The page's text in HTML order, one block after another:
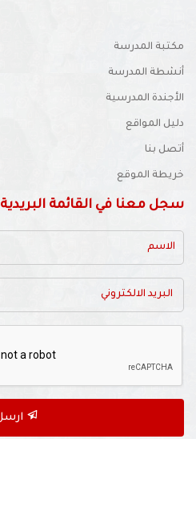
مكتبة المدرسة
أنشطة المدرسة
الأجندة المدرسية
دليل المواقع
أتصل بنا
خريطة الموقع
سجل معنا في القائمة البريدية